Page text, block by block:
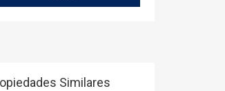
Similares